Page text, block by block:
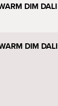
DIM DALI
DIM DALI